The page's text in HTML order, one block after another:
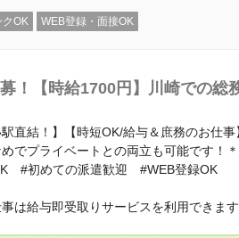
クOK WEB登録・面接OK
！【時給1700円】川崎での総
駅直結！】【時短OK/給与＆庶務のお仕
でプライベートとの両立も可能です！
#初めての派遣歓迎 #WEB登録OK
は給与即受取りサービスを利用できます